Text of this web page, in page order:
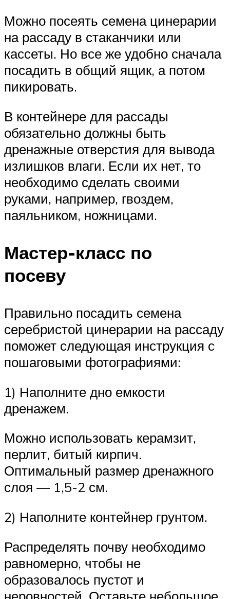
Можно посеять семена цинерарии
на рассаду в стаканчики или
кассеты. Но все же удобно сначала
посадить в общий ящик, а потом
пикировать.
В контейнере для рассады
обязательно должны быть
дренажные отверстия для вывода
излишков влаги. Если их нет, то
необходимо сделать своими
руками, например, гвоздем,
паяльником, ножницами.
Мастер-класс по
посеву
Правильно посадить семена
серебристой цинерарии на рассаду
поможет следующая инструкция с
пошаговыми фотографиями:
1) Наполните дно емкости
дренажем.
Можно использовать керамзит,
перлит, битый кирпич.
Оптимальный размер дренажного
слоя — 1,5-2 см.
2) Наполните контейнер грунтом.
Распределять почву необходимо
равномерно, чтобы не
образовалось пустот и
неровностей. Оставьте небольшое